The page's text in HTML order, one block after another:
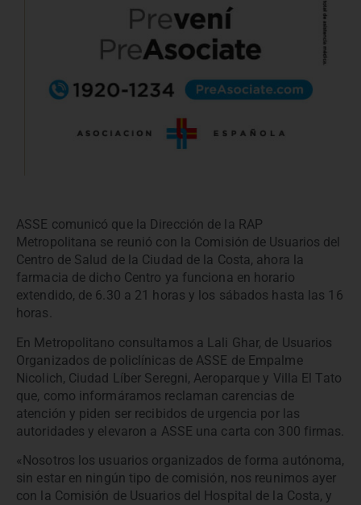
ASSE comunicó que la Dirección de la RAP
Metropolitana se reunió con la Comisión de Usuarios del
Centro de Salud de la Ciudad de la Costa, ahora la
farmacia de dicho Centro ya funciona en horario
extendido, de 6.30 a 21 horas y los sábados hasta las 16
horas.
En Metropolitano consultamos a Lali Ghar, de Usuarios
Organizados de policlínicas de ASSE de Empalme
Nicolich, Ciudad Líber Seregni, Aeroparque y Villa El Tato
que, como informáramos reclaman carencias de
atención y piden ser recibidos de urgencia por las
autoridades y elevaron a ASSE una carta con 300 firmas.
«Nosotros los usuarios organizados de forma autónoma,
sin estar en ningún tipo de comisión, nos reunimos ayer
con la Comisión de Usuarios del Hospital de la Costa, y